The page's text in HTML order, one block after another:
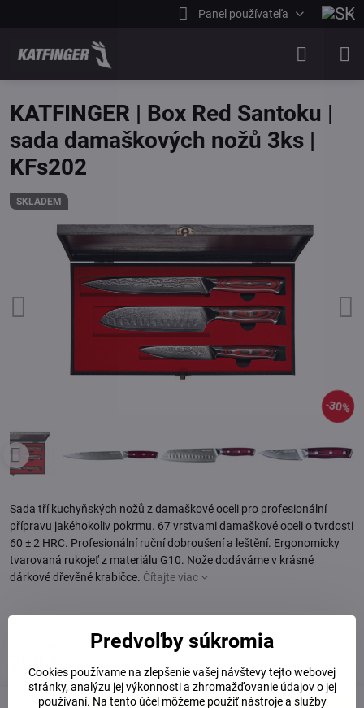
Panel používateľa
SKLADEM
30%
KATFINGER | Box Red Santoku |
sada damaškových nožů 3ks |
KFs202
Sada tří kuchyňských nožů z damaškové oceli pro profesionální
přípravu jakéhokoliv pokrmu. 67 vrstvami damaškové oceli o tvrdosti
60 ± 2 HRC. Profesionální ruční dobroušení a leštění. Ergonomicky
tvarovaná rukojeť z materiálu G10. Nože dodáváme v krásné
dárkové dřevěné krabičce. Čítajte viac
Skladem
92 €
208 €
Predvoľby súkromia
Cookies používame na zlepšenie vašej návštevy tejto webovej
stránky, analýzu jej výkonnosti a zhromažďovanie údajov o jej
používaní. Na tento účel môžeme použiť nástroje a služby